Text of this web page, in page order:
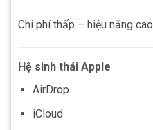
Chi phí thấp – hiệu năng cao
Hệ sinh thái Apple
AirDrop
iCloud